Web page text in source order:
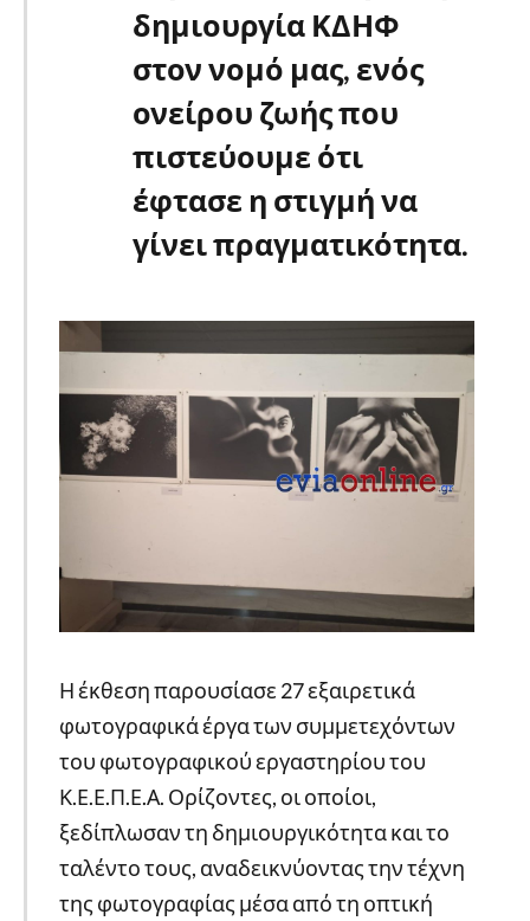
δημιουργία ΚΔΗΦ
στον νομό μας, ενός
ονείρου ζωής που
πιστεύουμε ότι
έφτασε η στιγμή να
γίνει πραγματικότητα.
Η έκθεση παρουσίασε 27 εξαιρετικά
φωτογραφικά έργα των συμμετεχόντων
του φωτογραφικού εργαστηρίου του
Κ.Ε.Ε.Π.Ε.Α. Ορίζοντες, οι οποίοι,
ξεδίπλωσαν τη δημιουργικότητα και το
ταλέντο τους, αναδεικνύοντας την τέχνη
της φωτογραφίας μέσα από τη οπτική